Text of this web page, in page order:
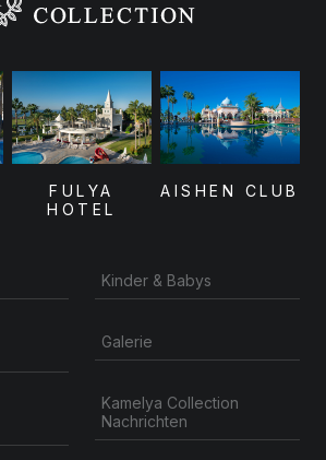
FULYA
HOTEL
AISHEN CLUB
Kinder & Babys
Galerie
Kamelya Collection
Nachrichten